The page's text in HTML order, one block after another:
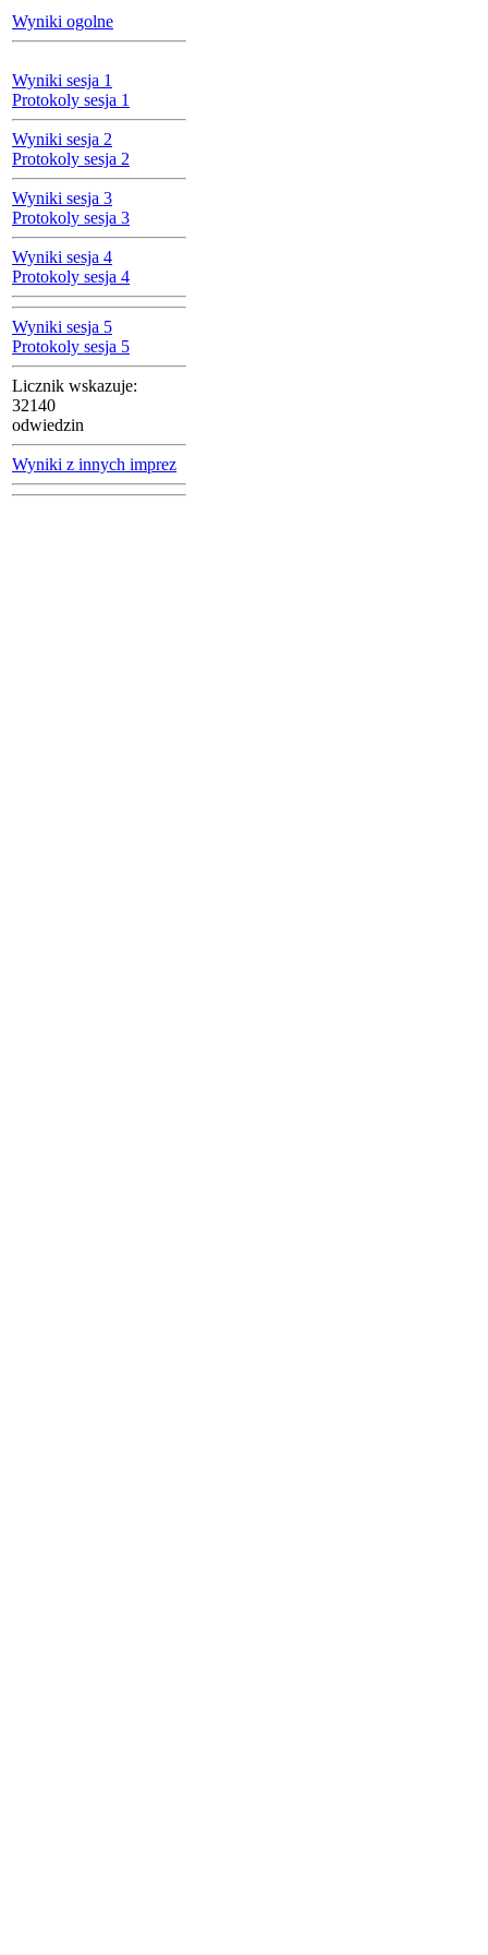
Wyniki ogolne
Wyniki sesja 1
Protokoly sesja 1
Wyniki sesja 2
Protokoly sesja 2
Wyniki sesja 3
Protokoly sesja 3
Wyniki sesja 4
Protokoly sesja 4
Wyniki sesja 5
Protokoly sesja 5
Licznik wskazuje:
32140
odwiedzin
Wyniki z innych imprez